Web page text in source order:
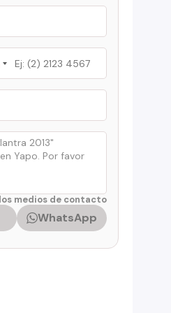
medios de contacto
WhatsApp